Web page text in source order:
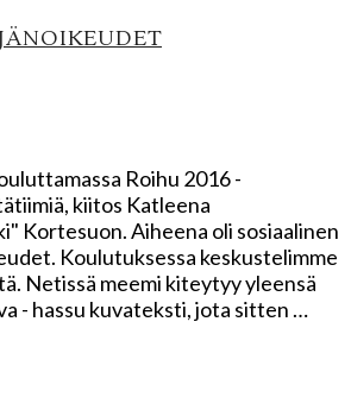
Roihu 2016 -
kiitos Katleena
Kortesuon. Aiheena oli sosiaalinen
Koulutuksessa keskustelimme
Netissä meemi kiteytyy yleensä
- hassu kuvateksti, jota sitten …